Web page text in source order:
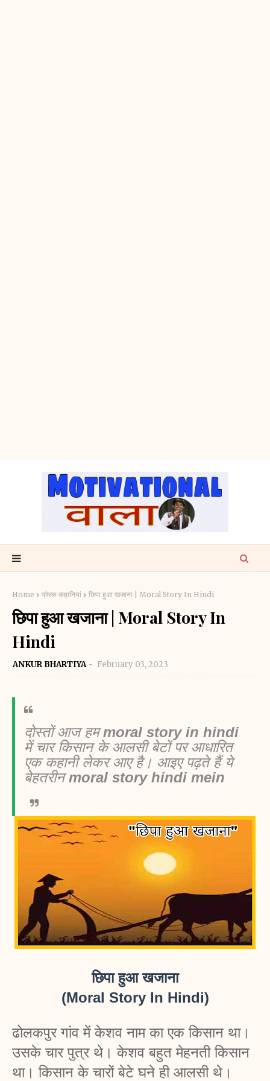
Home प्रेरक कहानियां छिपा हुआ खजाना | Moral Story In Hindi
छिपा हुआ खजाना | Moral Story In
Hindi
ANKUR BHARTIYA February 03, 2023
दोस्तों आज हम moral story in hindi
में चार किसान के आलसी बेटों पर आधारित
एक कहानी लेकर आए है। आइए पढ़ते हैं ये
बेहतरीन moral story hindi mein
छिपा हुआ खजाना
(Moral Story In Hindi)
ढोलकपुर गांव में केशव नाम का एक किसान था।
उसके चार पुत्र थे। केशव बहुत मेहनती किसान
था। किसान के चारों बेटे घने ही आलसी थे।